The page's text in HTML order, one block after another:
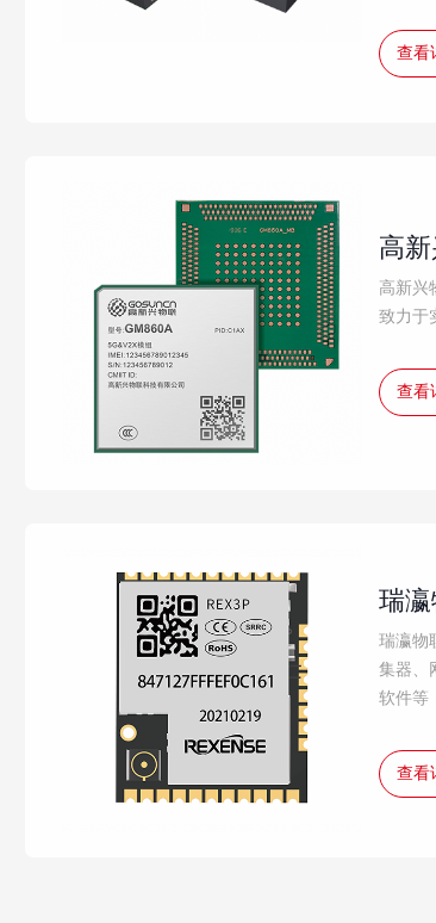
查看
高
高新兴
致力于
查看
瑞
瑞瀛物
集器、
软件等
查看